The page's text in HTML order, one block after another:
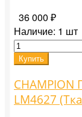
36 000 ₽
Наличие: 1 шт
Купить
CHAMPION
LM4627